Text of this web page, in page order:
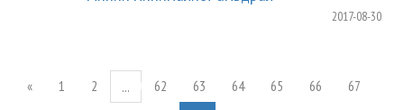
2017-08-30
« 1 2 ... 62 63 64 65 66
67